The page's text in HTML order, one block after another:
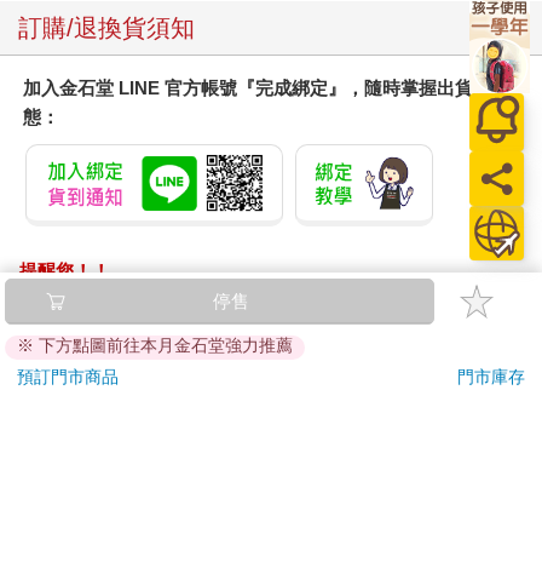
訂購/退換貨須知
加入金石堂 LINE 官方帳號『完成綁定』，隨時掌握出貨動
態：
提醒您！！
金石堂及銀行均不會請您操作ATM! 如接獲電話要求您前往
ATM提款機，請不要聽從指示，以免受騙上當！
退換貨須知：
停售
※ 下方點圖前往本月金石堂強力推薦
預訂門市商品
門市庫存